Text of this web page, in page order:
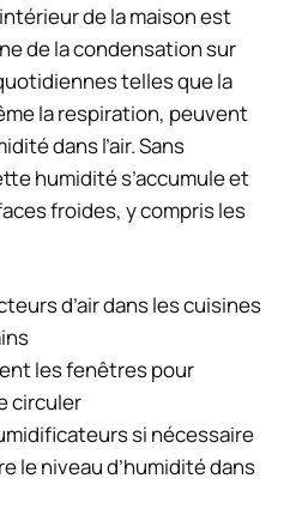
de la maison est
de la condensation sur
telles que la
la respiration, peuvent
dans l’air. Sans
humidité s’accumule et
froides, y compris les
d’air dans les cuisines
les fenêtres pour
circuler
si nécessaire
le niveau d’humidité dans